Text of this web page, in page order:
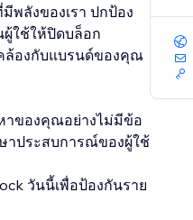
พลังของเรา ปกป้อง
ใช้ให้ปิดบล็อก
ล้องกับแบรนด์ของคุณ
าของคุณอย่างไม่มีข้อ
ประสบการณ์ของผู้ใช้
วันนี้เพื่อป้องกันราย